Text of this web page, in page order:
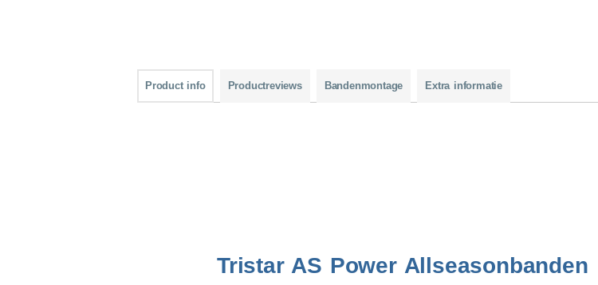
Product info Productreviews Bandenmontage Extra informatie
Tristar AS Power Allseasonbanden